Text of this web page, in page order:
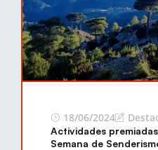
18/06/2024
Actividades
Semana de